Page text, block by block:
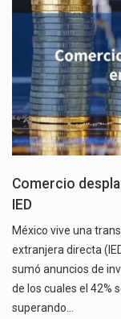
Comercio
IED
México vive una
extranjera directa
sumó anuncios de
de los cuales el 42%
superando…